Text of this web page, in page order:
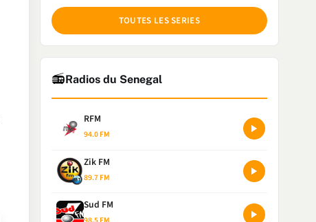
TOUTES LES SERIES
📻Radios du Senegal
RFM
94.0 FM
Zik FM
89.7 FM
Sud FM